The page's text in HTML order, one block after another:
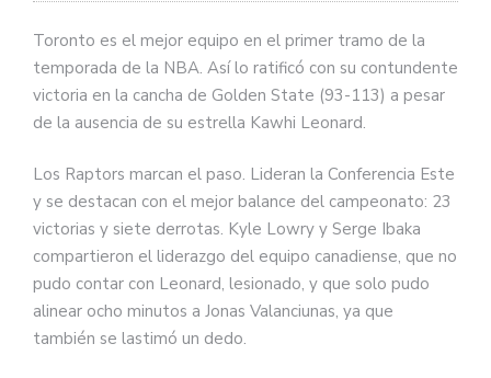
Toronto es el mejor equipo en el primer tramo de la
temporada de la NBA. Así lo ratificó con su contundente
victoria en la cancha de Golden State (93-113) a pesar
de la ausencia de su estrella Kawhi Leonard.
Los Raptors marcan el paso. Lideran la Conferencia Este
y se destacan con el mejor balance del campeonato: 23
victorias y siete derrotas. Kyle Lowry y Serge Ibaka
compartieron el liderazgo del equipo canadiense, que no
pudo contar con Leonard, lesionado, y que solo pudo
alinear ocho minutos a Jonas Valanciunas, ya que
también se lastimó un dedo.